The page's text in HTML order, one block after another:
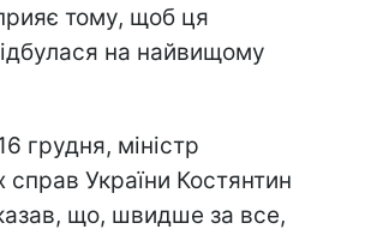
тому, щоб ця
на найвищому
грудня, міністр
справ України Костянтин
що, швидше за все,